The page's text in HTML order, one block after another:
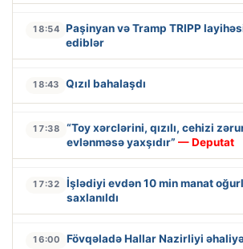
18:54 Paşinyan və Tramp TRIPP
ediblər
18:43 Qızıl bahalaşdı
17:38
“Toy xərclərini, qızılı, cehizi
evlənməsə yaxşıdır” — Deputat
17:32
İşlədiyi evdən 10 min manat
saxlanıldı
16:00 Fövqəladə Hallar Nazirliyi